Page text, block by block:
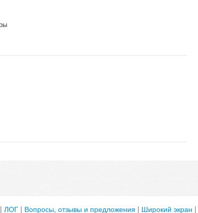
ЛОГ| Вопросы, отзывы и предложения | Широкий экран |